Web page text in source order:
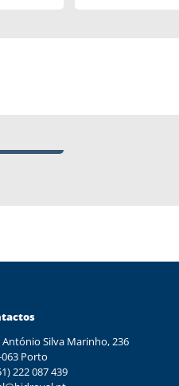
António Silva Marinho, 236
Porto
222 087 439